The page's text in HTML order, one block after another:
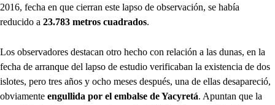
2016, fecha en que cierran este lapso de observación, se había
reducido a 23.783 metros cuadrados.
Los observadores destacan otro hecho con relación a las dunas, en la
fecha de arranque del lapso de estudio verificaban la existencia de dos
islotes, pero tres años y ocho meses después, una de ellas desapareció,
obviamente engullida por el embalse de Yacyretá. Apuntan que la